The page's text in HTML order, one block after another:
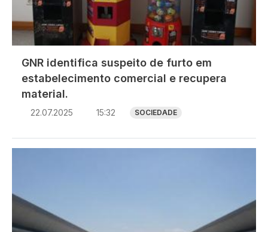
GNR identifica suspeito de furto em
estabelecimento comercial e recupera
material.
22.07.2025 15:32 SOCIEDADE